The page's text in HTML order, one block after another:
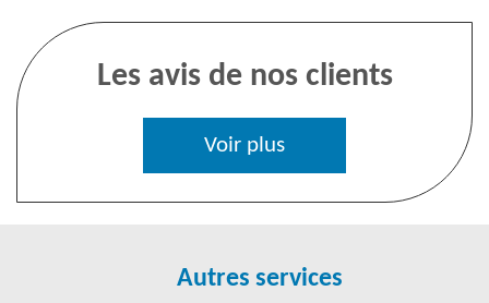
Les avis de nos clients
Voir plus
Autres services